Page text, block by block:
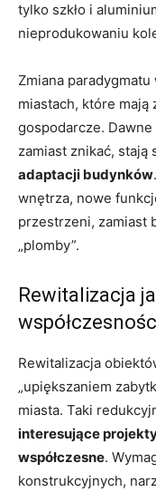
tylko szkło i
nieprodukowaniu
Zmiana
miastach, które mają
gospodarcze. Dawne
zamiast znikać,
adaptacji budynków
wnętrza, nowe
przestrzeni, zamiast
„plomby”.
Rewitalizacja
Rewitalizacja
„upiększaniem
miasta. Taki
interesujące
współczesne.
konstrukcyjnych,